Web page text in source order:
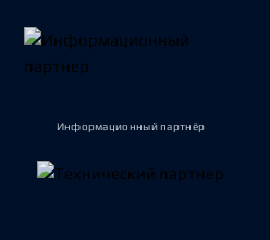
Информационный партнёр